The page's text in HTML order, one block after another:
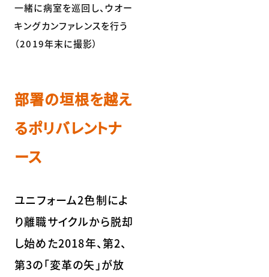
一緒に病室を巡回し、ウオー
キングカンファレンスを行う
（2019年末に撮影）
部署の垣根を越え
るポリバレントナ
ース
ユニフォーム2色制によ
り離職サイクルから脱却
し始めた2018年、第2、
第3の「変革の矢」が放